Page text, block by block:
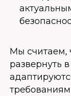
Мы считаем,
развернуть